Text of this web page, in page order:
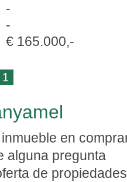
-
-
€ 165.000,-
1
en
alguna pregunta
de propiedades